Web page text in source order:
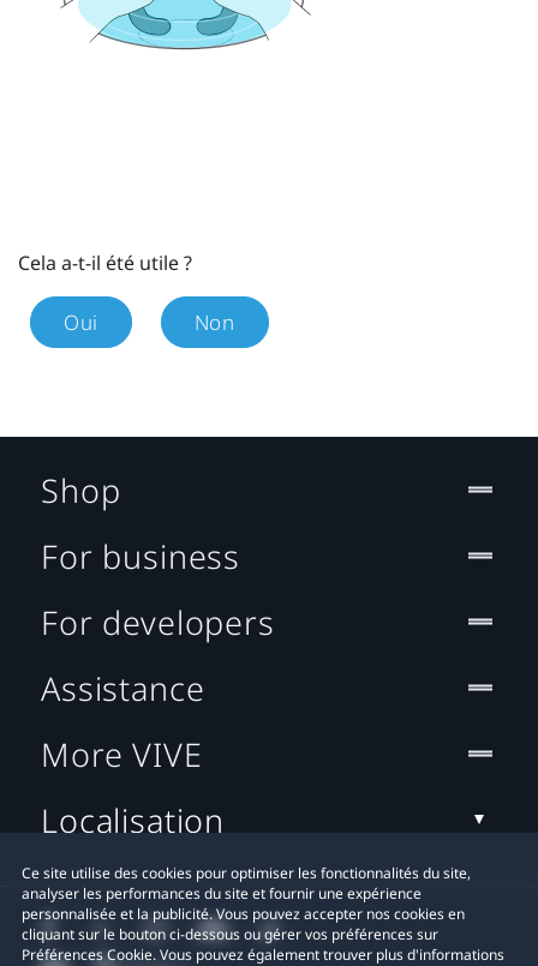
Cela a-t-il été utile ?
Oui Non
Ce site utilise des cookies pour optimiser les fonctionnalités du site,
analyser les performances du site et fournir une expérience
personnalisée et la publicité. Vous pouvez accepter nos cookies en
cliquant sur le bouton ci-dessous ou gérer vos préférences sur
Préférences Cookie. Vous pouvez également trouver plus d'informations
Shop
For business
For developers
Assistance
More VIVE
Localisation